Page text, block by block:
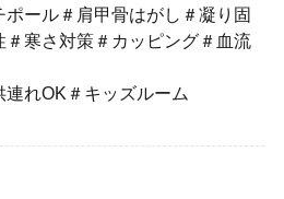
ール＃肩甲骨はがし＃凝り固
＃寒さ対策＃カッピング＃血流
連れOK＃キッズルーム